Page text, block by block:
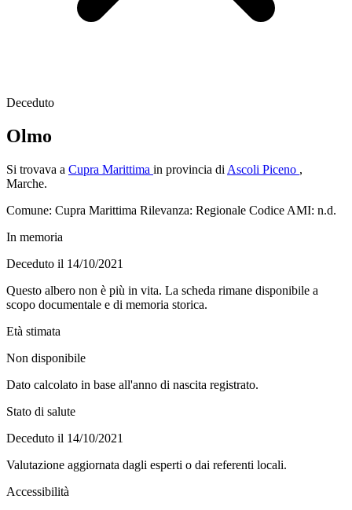
Deceduto
Olmo
Si trovava a Cupra Marittima in provincia di Ascoli Piceno ,
Marche.
Comune: Cupra Marittima Rilevanza: Regionale Codice AMI: n.d.
In memoria
Deceduto il 14/10/2021
Questo albero non è più in vita. La scheda rimane disponibile a
scopo documentale e di memoria storica.
Età stimata
Non disponibile
Dato calcolato in base all'anno di nascita registrato.
Stato di salute
Deceduto il 14/10/2021
Valutazione aggiornata dagli esperti o dai referenti locali.
Accessibilità